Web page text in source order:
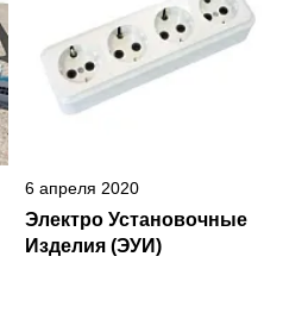
6 апреля 2020
Электро Установочные
Изделия (ЭУИ)